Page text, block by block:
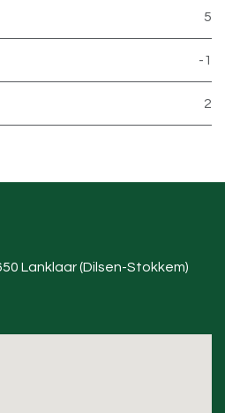
5
-1
2
Lanklaar (Dilsen-Stokkem)